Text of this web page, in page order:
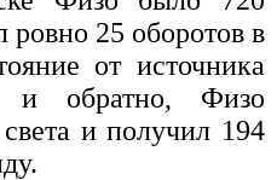
ровно 25 оборотов в
от источника
и обратно, Физо
и получил 194